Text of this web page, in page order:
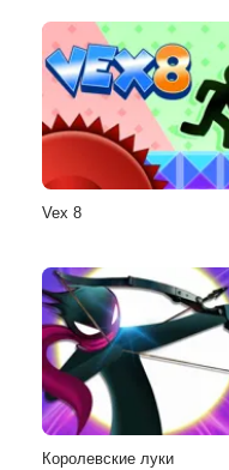
Vex 8
Королевские луки